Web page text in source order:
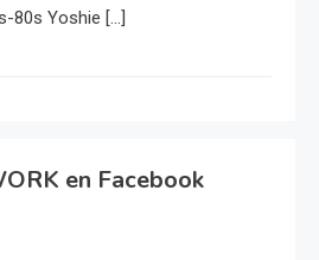
80s Yoshie […]
en Facebook